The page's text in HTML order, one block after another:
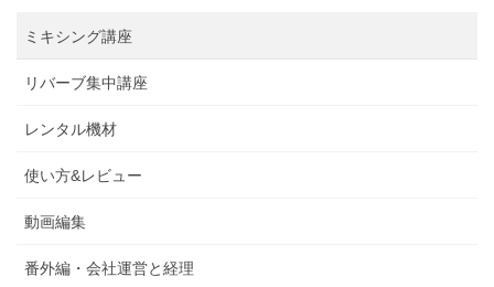
ミキシング講座
リバーブ集中講座
レンタル機材
使い方&レビュー
動画編集
番外編・会社運営と経理